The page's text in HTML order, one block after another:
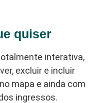
quiser
interativa,
excluir e incluir
mapa e ainda com
ingressos.